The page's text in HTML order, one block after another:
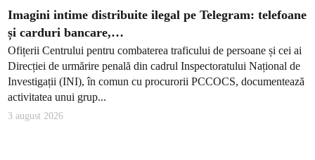
Imagini intime distribuite ilegal pe Telegram: telefoane
și carduri bancare,…
Ofițerii Centrului pentru combaterea traficului de persoane și cei ai
Direcției de urmărire penală din cadrul Inspectoratului Național de
Investigații (INI), în comun cu procurorii PCCOCS, documentează
activitatea unui grup...
3 august 2026